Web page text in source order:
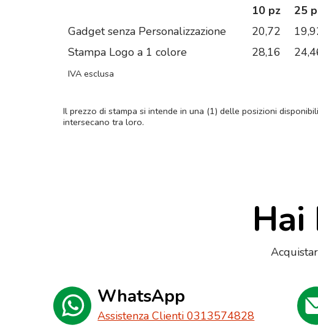
10 pz 25
Gadget senza Personalizzazione
20,72
Stampa Logo a 1 colore
28,16
IVA esclusa
Il prezzo di stampa si intende in una (1) delle posizioni
intersecano tra loro.
Hai
WhatsApp
Assistenza Clienti 0313574828